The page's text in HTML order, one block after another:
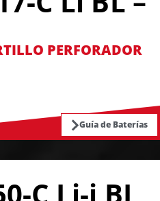
PERFORADOR
Guía de Baterías